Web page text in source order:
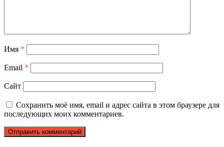
Имя *
Email *
Сайт
Сохранить моё имя, email и адрес сайта в этом браузере для
последующих моих комментариев.